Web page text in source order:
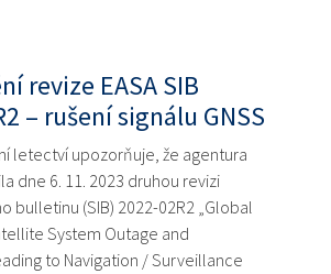
revize EASA SIB
– rušení signálu GNSS
letectví upozorňuje, že agentura
dne 6. 11. 2023 druhou revizi
bulletinu (SIB) 2022-02R2 „Global
System Outage and
to Navigation / Surveillance